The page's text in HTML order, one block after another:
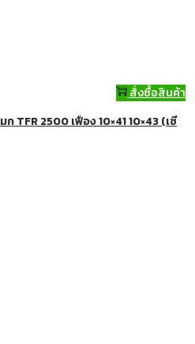
สั่งซื้อสินค้า
TFR 2500 เฟือง 10×41 10×43 (เซี